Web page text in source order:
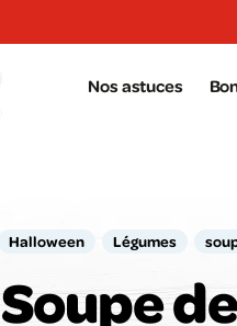
Nos astuces
Halloween Légumes
Soupe
Votre avis